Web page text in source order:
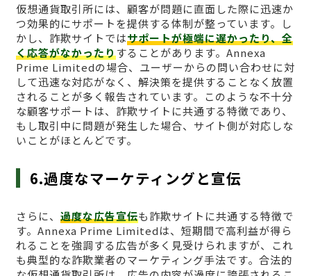
仮想通貨取引所には、顧客が問題に直面した際に迅速か
つ効果的にサポートを提供する体制が整っています。し
かし、詐欺サイトではサポートが極端に遅かったり、全
く応答がなかったりすることがあります。Annexa
Prime Limitedの場合、ユーザーからの問い合わせに対
して迅速な対応がなく、解決策を提供することなく放置
されることが多く報告されています。このような不十分
な顧客サポートは、詐欺サイトに共通する特徴であり、
もし取引中に問題が発生した場合、サイト側が対応しな
いことがほとんどです。
6.過度なマーケティングと宣伝
さらに、 過度な広告宣伝も詐欺サイトに共通する特徴で
す。Annexa Prime Limitedは、短期間で高利益が得ら
れることを強調する広告が多く見受けられますが、これ
も典型的な詐欺業者のマーケティング手法です。合法的